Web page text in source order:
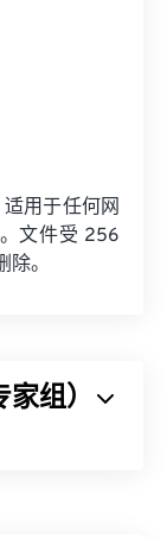
用于任何网
文件受 256
。
组）